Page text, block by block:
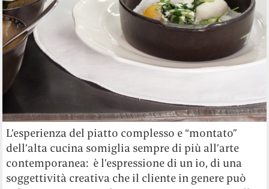
L’esperienza del piatto complesso e “montato”
dell’alta cucina somiglia sempre di più all’arte
contemporanea: è l’espressione di un io, di una
soggettività creativa che il cliente in genere può